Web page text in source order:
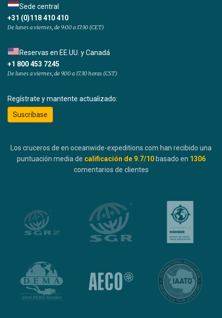
Sede central
+31 (0)118 410 410
De lunes a viernes, de 9:00 a 17:30 (CET)
Reservas en EE.UU. y Canadá
+1 800 453 7245
De lunes a viernes, de 9.00 a 17.30 horas (CST)
Regístrate y mantente actualizado:
Suscríbase
Los cruceros de en oceanwide-expeditions.com han recibido una
puntuación media de calificación de 9.7/10 basado en 1306
comentarios de clientes